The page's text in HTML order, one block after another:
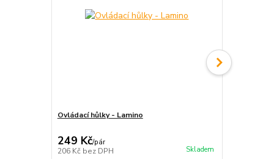
Ovládací hůlky - Lamino
249 Kč/pár
206 Kč bez DPH Skladem